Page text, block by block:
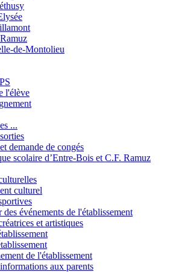
de-Montolieu
l'élève
...
demande de congés
scolaire d’Entre-Bois et C.F. Ramuz
culturel
des événements de l'établissement
et artistiques
de l'établissement
aux parents